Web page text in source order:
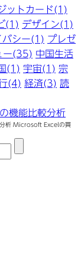
ットカード(1)
(1) デザイン(1)
バシー(1) プレゼ
ー(35) 中国生活
(1) 宇宙(1) 宗
(4) 経済(3) 読
能比較分析
析 Microsoft Excelの買